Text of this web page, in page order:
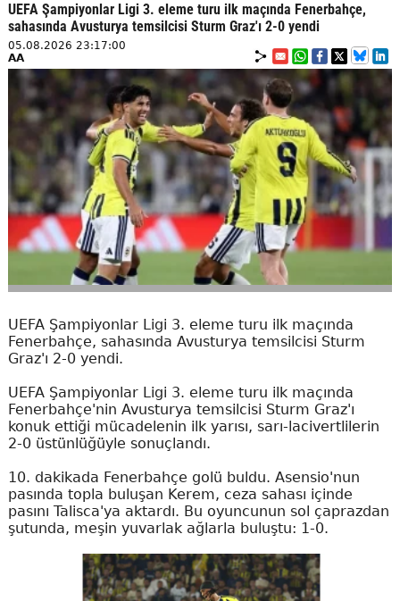
UEFA Şampiyonlar Ligi 3. eleme turu ilk maçında Fenerbahçe,
sahasında Avusturya temsilcisi Sturm Graz'ı 2-0 yendi
05.08.2026 23:17:00
AA
UEFA Şampiyonlar Ligi 3. eleme turu ilk maçında
Fenerbahçe, sahasında Avusturya temsilcisi Sturm
Graz'ı 2-0 yendi.
UEFA Şampiyonlar Ligi 3. eleme turu ilk maçında
Fenerbahçe'nin Avusturya temsilcisi Sturm Graz'ı
konuk ettiği mücadelenin ilk yarısı, sarı-lacivertlilerin
2-0 üstünlüğüyle sonuçlandı.
10. dakikada Fenerbahçe golü buldu. Asensio'nun
pasında topla buluşan Kerem, ceza sahası içinde
pasını Talisca'ya aktardı. Bu oyuncunun sol çaprazdan
şutunda, meşin yuvarlak ağlarla buluştu: 1-0.